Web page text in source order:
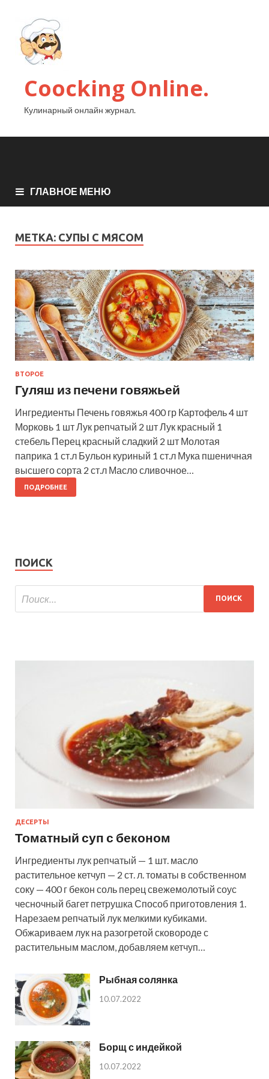
Coocking Online.
Кулинарный онлайн журнал.
ГЛАВНОЕ МЕНЮ
МЕТКА: СУПЫ С МЯСОМ
ВТОРОЕ
Гуляш из печени говяжьей
Ингредиенты Печень говяжья 400 гр Картофель 4 шт
Морковь 1 шт Лук репчатый 2 шт Лук красный 1
стебель Перец красный сладкий 2 шт Молотая
паприка 1 ст.л Бульон куриный 1 ст.л Мука пшеничная
высшего сорта 2 ст.л Масло сливочное…
ПОДРОБНЕЕ
ПОИСК
ДЕСЕРТЫ
Томатный суп с беконом
Ингредиенты лук репчатый — 1 шт. масло
растительное кетчуп — 2 ст. л. томаты в собственном
соку — 400 г бекон соль перец свежемолотый соус
чесночный багет петрушка Способ приготовления 1.
Нарезаем репчатый лук мелкими кубиками.
Обжариваем лук на разогретой сковороде с
растительным маслом, добавляем кетчуп…
Рыбная солянка
10.07.2022
Борщ с индейкой
10.07.2022